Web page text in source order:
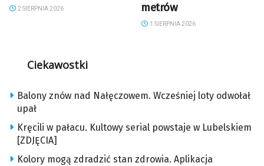
2 SIERPNIA 2026
metrów
1 SIERPNIA 2026
Ciekawostki
Balony znów nad Nałęczowem. Wcześniej loty odwołał
upał
Kręcili w pałacu. Kultowy serial powstaje w Lubelskiem
[ZDJĘCIA]
Kolory mogą zdradzić stan zdrowia. Aplikacja